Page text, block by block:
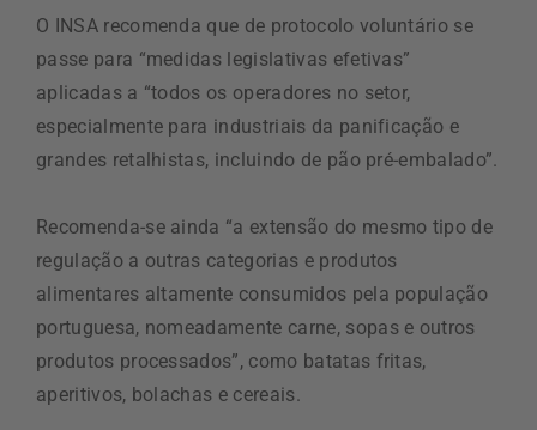
O INSA recomenda que de protocolo voluntário se
passe para “medidas legislativas efetivas”
aplicadas a “todos os operadores no setor,
especialmente para industriais da panificação e
grandes retalhistas, incluindo de pão pré-embalado”.
Recomenda-se ainda “a extensão do mesmo tipo de
regulação a outras categorias e produtos
alimentares altamente consumidos pela população
portuguesa, nomeadamente carne, sopas e outros
produtos processados”, como batatas fritas,
aperitivos, bolachas e cereais.